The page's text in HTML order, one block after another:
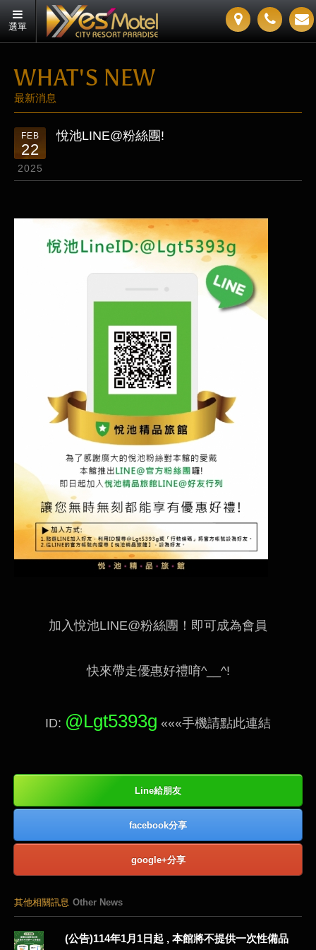
選單
WHAT'S NEW
最新消息
FEB
22
2025
悅池LINE@粉絲團!
加入悅池LINE@粉絲團！即可成為會員
快來帶走優惠好禮唷^__^!
ID: @Lgt5393g «««手機請點此連結
Line給朋友
facebook分享
google+分享
其他相關訊息 Other News
(公告)114年1月1日起 , 本館將不提供一次性備品